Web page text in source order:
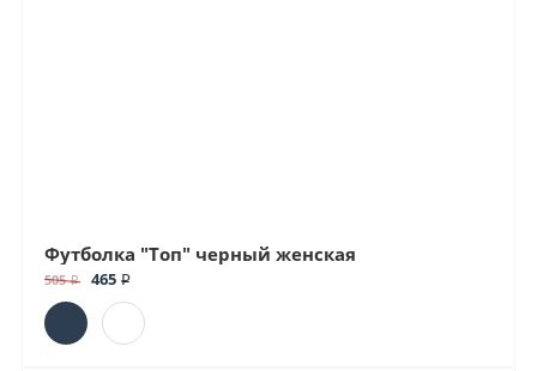
Футболка "Топ" черный женская
505 ₽ 465 ₽